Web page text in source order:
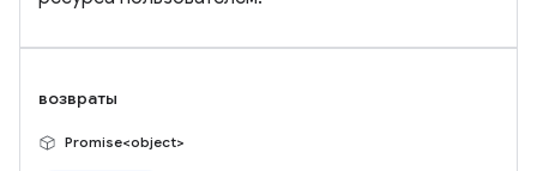
возвраты
Promise<object>